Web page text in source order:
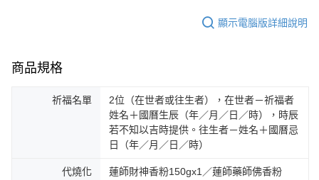
顯示電腦版詳細說明
商品規格
祈福名單
2位（在世者或往生者），在世者－祈福者
姓名＋國曆生辰（年／月／日／時），時辰
若不知以吉時提供。往生者－姓名＋國曆忌
日（年／月／日／時）
代燒化
蓮師財神香粉150gx1／蓮師藥師佛香粉